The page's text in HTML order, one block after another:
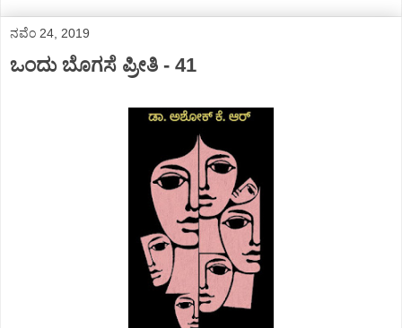
ನವೆಂ 24, 2019
ಒಂದು ಬೊಗಸೆ ಪ್ರೀತಿ - 41